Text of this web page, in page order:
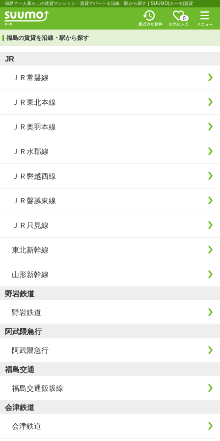
福島で一人暮らしの賃貸マンション・賃貸アパートを沿線・駅から探す｜SUUMO(スーモ)賃貸
0
福島の賃貸を沿線・駅から探す
JR
ＪＲ常磐線
ＪＲ東北本線
ＪＲ奥羽本線
ＪＲ水郡線
ＪＲ磐越西線
ＪＲ磐越東線
ＪＲ只見線
東北新幹線
山形新幹線
野岩鉄道
野岩鉄道
阿武隈急行
阿武隈急行
福島交通
福島交通飯坂線
会津鉄道
会津鉄道